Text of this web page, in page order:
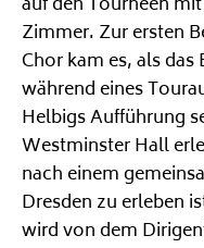
Zimmer. Zur ersten
Chor kam es, als
während eines
Helbigs Aufführung
Westminster Hall
nach einem
Dresden zu erleben
wird von dem